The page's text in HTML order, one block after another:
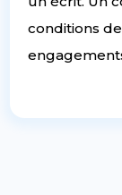
conditions